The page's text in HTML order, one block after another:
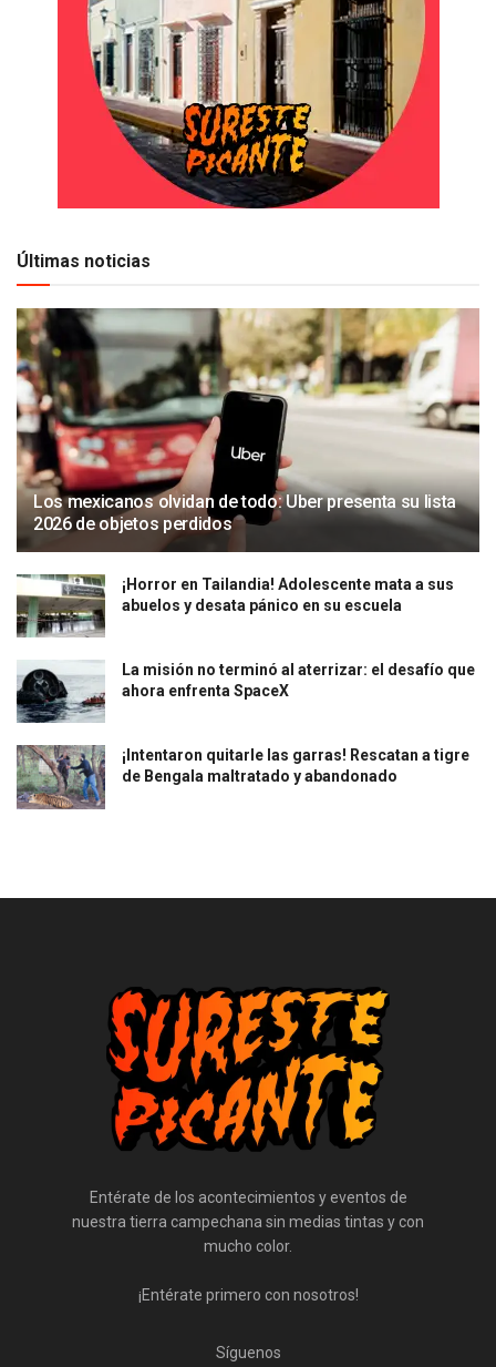
Últimas noticias
Los mexicanos olvidan de todo: Uber presenta su lista
2026 de objetos perdidos
¡Horror en Tailandia! Adolescente mata a sus
abuelos y desata pánico en su escuela
La misión no terminó al aterrizar: el desafío que
ahora enfrenta SpaceX
¡Intentaron quitarle las garras! Rescatan a tigre
de Bengala maltratado y abandonado
Entérate de los acontecimientos y eventos de
nuestra tierra campechana sin medias tintas y con
mucho color.
¡Entérate primero con nosotros!
Síguenos